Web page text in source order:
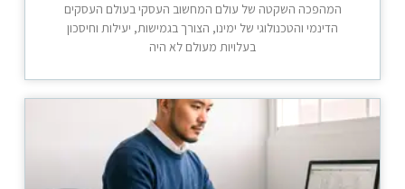
המהפכה השקטה של עולם המחשוב העסקי בעולם העסקים
הדינמי והטכנולוגי של ימינו, הצורך בגמישות, יעילות וחיסכון
בעלויות מעולם לא היה